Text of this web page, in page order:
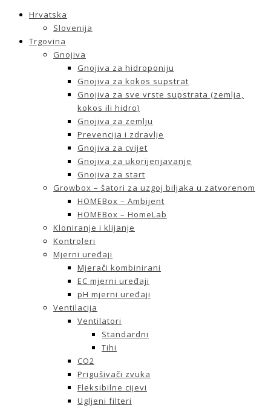
Hrvatska
Slovenija
Trgovina
Gnojiva
Gnojiva za hidroponiju
Gnojiva za kokos supstrat
Gnojiva za sve vrste supstrata (zemlja,
kokos ili hidro)
Gnojiva za zemlju
Prevencija i zdravlje
Gnojiva za cvijet
Gnojiva za ukorijenjavanje
Gnojiva za start
Growbox – šatori za uzgoj biljaka u zatvorenom
HOMEBox – Ambijent
HOMEBox – HomeLab
Kloniranje i klijanje
Kontroleri
Mjerni uređaji
Mjerači kombinirani
EC mjerni uređaji
pH mjerni uređaji
Ventilacija
Ventilatori
Standardni
Tihi
CO2
Prigušivači zvuka
Fleksibilne cijevi
Ugljeni filteri